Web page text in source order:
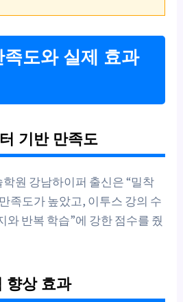
도와 실제 효과
기반 만족도
학원 강남하이퍼 출신은 “밀착
족도가 높았고, 이투스 강의 수
와 반복 학습”에 강한 점수를 줬
향상 효과